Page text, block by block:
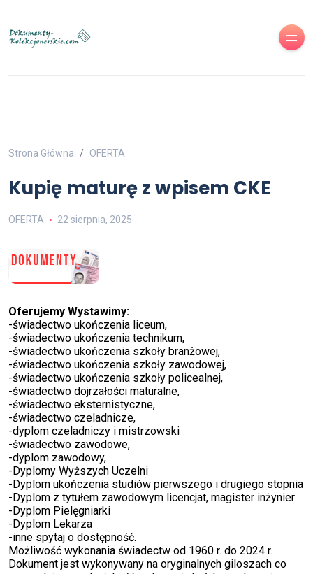
Strona Główna OFERTA
Kupię maturę z wpisem CKE
OFERTA 22 sierpnia, 2025
Oferujemy Wystawimy:
-świadectwo ukończenia liceum,
-świadectwo ukończenia technikum,
-świadectwo ukończenia szkoły branżowej,
-świadectwo ukończenia szkoły zawodowej,
-świadectwo ukończenia szkoły policealnej,
-świadectwo dojrzałości maturalne,
-świadectwo eksternistyczne,
-świadectwo czeladnicze,
-dyplom czeladniczy i mistrzowski
-świadectwo zawodowe,
-dyplom zawodowy,
-Dyplomy Wyższych Uczelni
-Dyplom ukończenia studiów pierwszego i drugiego stopnia
-Dyplom z tytułem zawodowym licencjat, magister inżynier
-Dyplom Pielęgniarki
-Dyplom Lekarza
-inne spytaj o dostępność.
Możliwość wykonania świadectw od 1960 r. do 2024 r.
Dokument jest wykonywany na oryginalnych giloszach co